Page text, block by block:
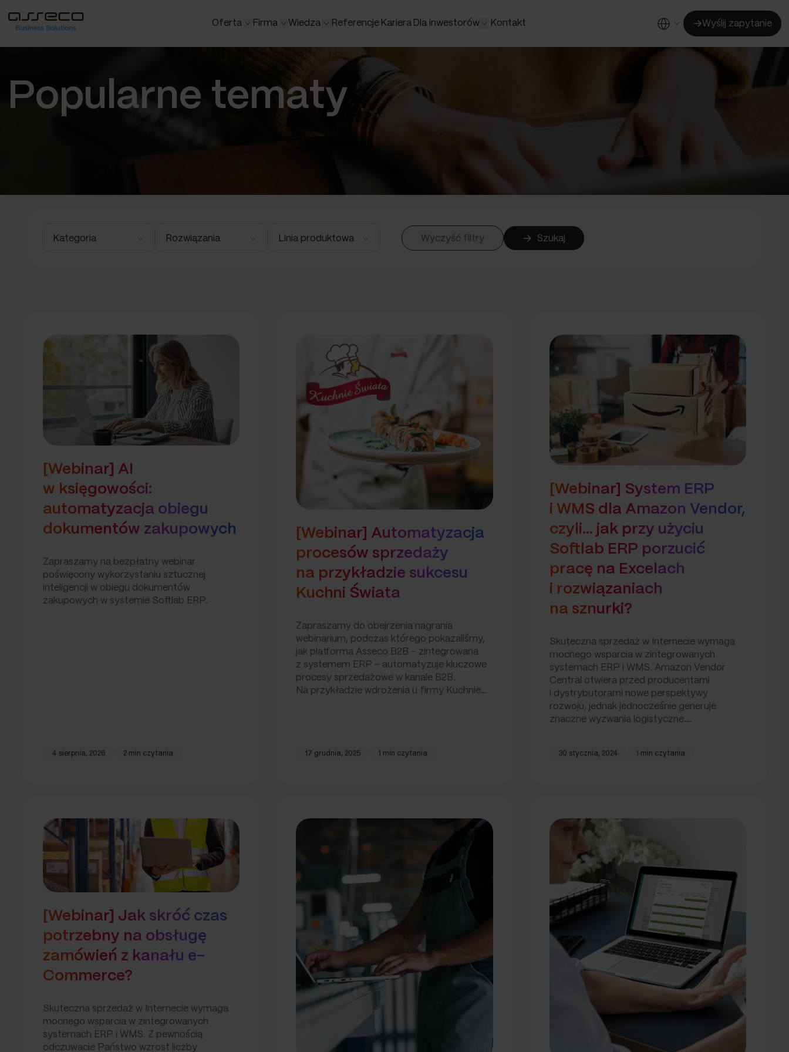
Oferta
Poznaj Asseco ERP
Softlab ERP
Rozwiązania
Logistyka i sprzedaż
Finanse i księgowość
Businesslink
Firma Wiedza Referencje Kariera Dla inwestorów Kontakt Wyślij zapytanie
Popularne tematy
Kategoria Rozwiązania Linia produktowa Wyczyść filtry Szukaj
[Webinar] AI
w księgowości:
automatyzacja obiegu
dokumentów zakupowych
Zapraszamy na bezpłatny webinar
poświęcony wykorzystaniu sztucznej
inteligencji w obiegu dokumentów
zakupowych w systemie Softlab ERP.
4 sierpnia, 2026 2 min czytania
[Webinar] Automatyzacja
procesów sprzedaży
na przykładzie sukcesu
Kuchni Świata
Zapraszamy do obejrzenia nagrania
webinarium, podczas którego pokazaliśmy,
jak platforma Asseco B2B – zintegrowana
z systemem ERP – automatyzuje kluczowe
procesy sprzedażowe w kanale B2B.
Na przykładzie wdrożenia u firmy Kuchnie…
17 grudnia, 2025 1 min czytania
[Webinar] System ERP
i WMS dla Amazon Vendor,
czyli… jak przy użyciu
Softlab ERP porzucić
pracę na Excelach
i rozwiązaniach
na sznurki?
Skuteczna sprzedaż w Internecie wymaga
mocnego wsparcia w zintegrowanych
systemach ERP i WMS. Amazon Vendor
Central otwiera przed producentami
i dystrybutorami nowe perspektywy
rozwoju, jednak jednocześnie generuje
znaczne wyzwania logistyczne.…
30 stycznia, 2024 1 min czytania
[Webinar] Jak skróć czas
potrzebny na obsługę
zamówień z kanału e-
Commerce?
Skuteczna sprzedaż w Internecie wymaga
mocnego wsparcia w zintegrowanych
systemach ERP i WMS. Z pewnością
odczuwacie Państwo wzrost liczby